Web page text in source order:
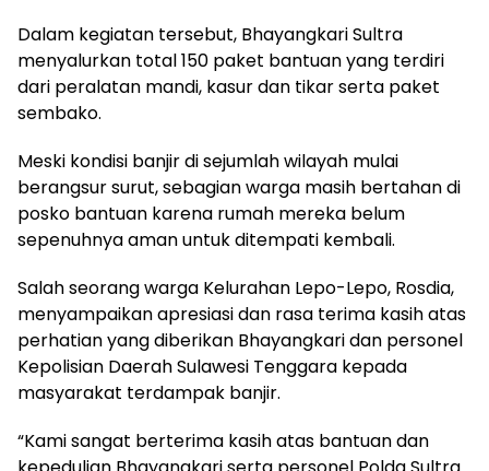
Dalam kegiatan tersebut, Bhayangkari Sultra
menyalurkan total 150 paket bantuan yang terdiri
dari peralatan mandi, kasur dan tikar serta paket
sembako.
Meski kondisi banjir di sejumlah wilayah mulai
berangsur surut, sebagian warga masih bertahan di
posko bantuan karena rumah mereka belum
sepenuhnya aman untuk ditempati kembali.
Salah seorang warga Kelurahan Lepo-Lepo, Rosdia,
menyampaikan apresiasi dan rasa terima kasih atas
perhatian yang diberikan Bhayangkari dan personel
Kepolisian Daerah Sulawesi Tenggara kepada
masyarakat terdampak banjir.
“Kami sangat berterima kasih atas bantuan dan